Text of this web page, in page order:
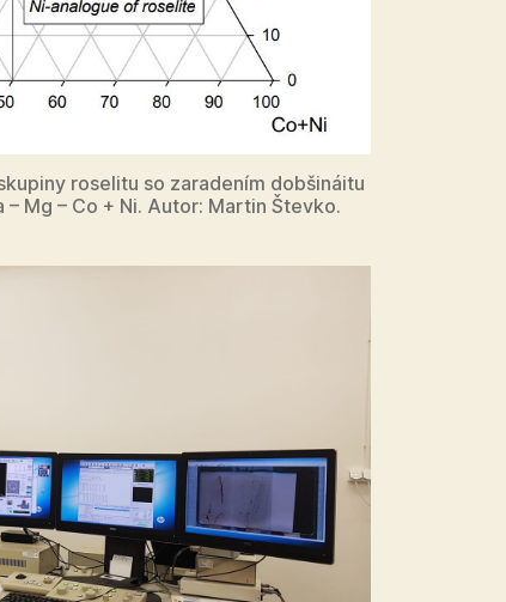
roselitu so zaradením dobšináitu
Mg – Co + Ni. Autor: Martin Števko.